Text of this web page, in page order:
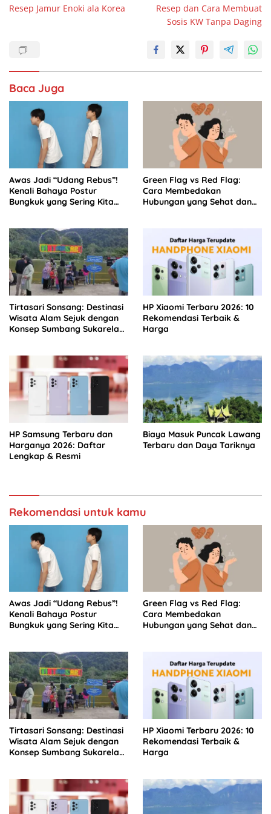
o p
pos
Resep Jamur Enoki ala Korea
Resep dan Cara Membuat
Sosis KW Tanpa Daging
Baca Juga
Awas Jadi “Udang Rebus”!
Kenali Bahaya Postur
Bungkuk yang Sering Kita
Green Flag vs Red Flag:
Cara Membedakan
Hubungan yang Sehat dan
Tirtasari Sonsang: Destinasi
Wisata Alam Sejuk dengan
Konsep Sumbang Sukarela
HP Xiaomi Terbaru 2026: 10
Rekomendasi Terbaik &
Harga
HP Samsung Terbaru dan
Harganya 2026: Daftar
Lengkap & Resmi
Biaya Masuk Puncak Lawang
Terbaru dan Daya Tariknya
Rekomendasi untuk kamu
Awas Jadi “Udang Rebus”!
Kenali Bahaya Postur
Bungkuk yang Sering Kita
Green Flag vs Red Flag:
Cara Membedakan
Hubungan yang Sehat dan
Tirtasari Sonsang: Destinasi
Wisata Alam Sejuk dengan
Konsep Sumbang Sukarela
HP Xiaomi Terbaru 2026: 10
Rekomendasi Terbaik &
Harga